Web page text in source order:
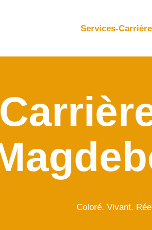
Services-
Coloré. Vivant.